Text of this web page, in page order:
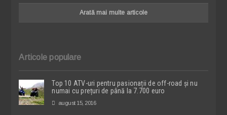
Arată mai multe articole
Articole populare
Top 10 ATV-uri pentru pasionații de off-road și nu
numai cu prețuri de până la 7.700 euro
august 15, 2016